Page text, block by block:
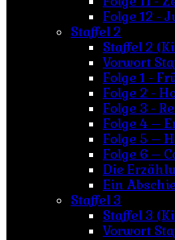
Folge 12 -
Staffel 2
Staffel 2
Vorwort
Folge 1 -
Folge 2 -
Folge 3 -
Folge 4 –
Folge 5 –
Folge 6 –
Die
Ein
Staffel 3
Staffel 3
Vorwort